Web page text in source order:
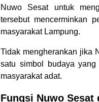
Nuwo Sesat untuk
tersebut mencerminkan
masyarakat Lampung.
Tidak mengherankan jika
satu simbol budaya
masyarakat adat.
Fungsi Nuwo Sesat